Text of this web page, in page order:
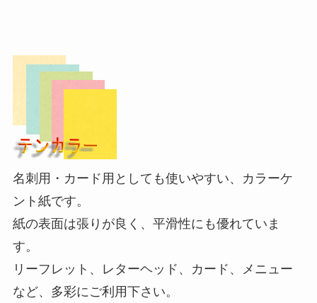
名刺用・カード用としても使いやすい、カラーケ
ント紙です。
紙の表面は張りが良く、平滑性にも優れていま
す。
リーフレット、レターヘッド、カード、メニュー
など、多彩にご利用下さい。